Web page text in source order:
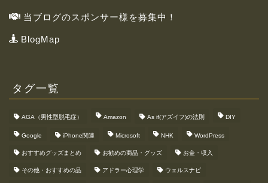
当ブログのスポンサー様を募集中！
BlogMap
タグ一覧
AGA（男性型脱毛症） Amazon As if(アズイフ)の法則 DIY
Google iPhone関連 Microsoft NHK WordPress
おすすめグッズまとめ お勧めの商品・グッズ お金・収入
その他・おすすめの品 アドラー心理学 ウェルスナビ